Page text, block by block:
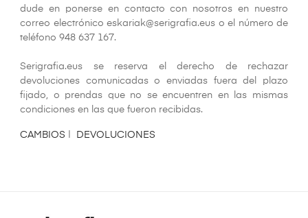
dude en ponerse en contacto con nosotros en nuestro
correo electrónico eskariak@serigrafia.eus o el número de
teléfono 948 637 167.
Serigrafia.eus se reserva el derecho de rechazar
devoluciones comunicadas o enviadas fuera del plazo
fijado, o prendas que no se encuentren en las mismas
condiciones en las que fueron recibidas.
CAMBIOS DEVOLUCIONES